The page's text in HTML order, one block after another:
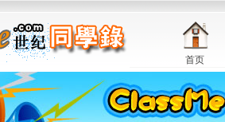
首页